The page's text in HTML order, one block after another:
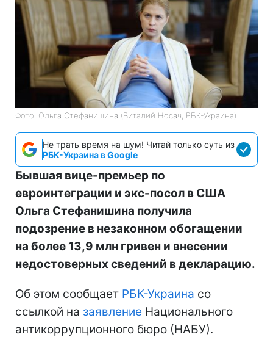
Фото: Ольга Стефанишина (Виталий Носач, РБК-Украина)
Не трать время на шум! Читай только суть из
РБК-Украина в Google
Бывшая вице-премьер по
евроинтеграции и экс-посол в США
Ольга Стефанишина получила
подозрение в незаконном обогащении
на более 13,9 млн гривен и внесении
недостоверных сведений в декларацию.
Об этом сообщает РБК-Украина со
ссылкой на заявление Национального
антикоррупционного бюро (НАБУ).